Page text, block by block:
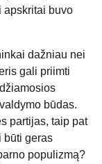
apskritai buvo
dažniau nei
gali priimti
būdas.
partijas, taip pat
būti geras
populizmą?